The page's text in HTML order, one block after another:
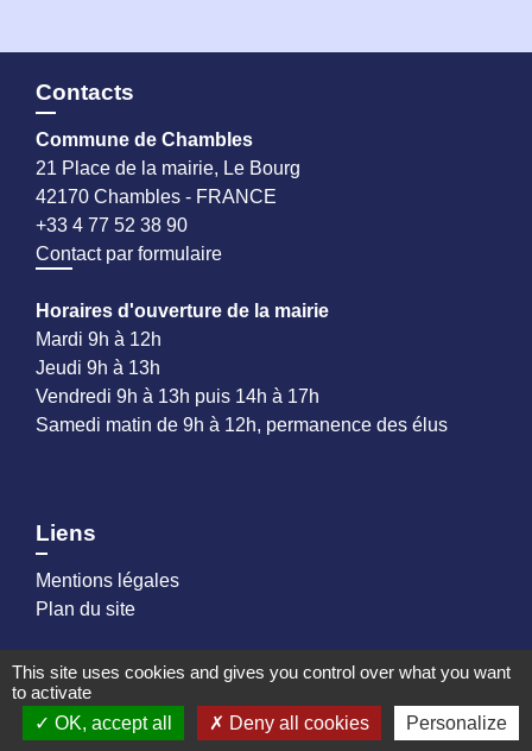
Contacts
Commune de Chambles
21 Place de la mairie, Le Bourg
42170 Chambles - FRANCE
+33 4 77 52 38 90
Contact par formulaire
Horaires d'ouverture de la mairie
Mardi 9h à 12h
Jeudi 9h à 13h
Vendredi 9h à 13h puis 14h à 17h
Samedi matin de 9h à 12h, permanence des élus
Liens
Mentions légales
Plan du site
Partenaires
Loire Forez Agglomération
This site uses cookies and gives you control over what you want
to activate
OK, accept all
Deny all cookies Personalize